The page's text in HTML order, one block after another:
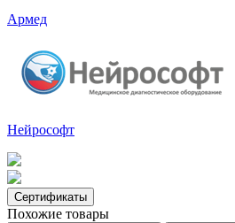
Армед
Нейрософт
Сертификаты
Похожие товары